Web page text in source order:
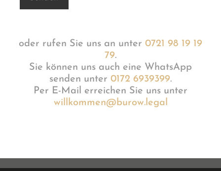
oder rufen Sie uns an unter 0721 98 19 19
79.
Sie können uns auch eine WhatsApp
senden unter 0172 6939399.
Per E-Mail erreichen Sie uns unter
willkommen@burow.legal